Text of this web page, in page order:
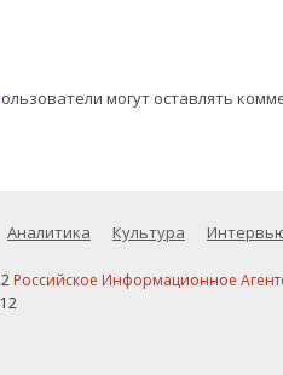
могут оставлять
Аналитика Культура
Российское Информационное